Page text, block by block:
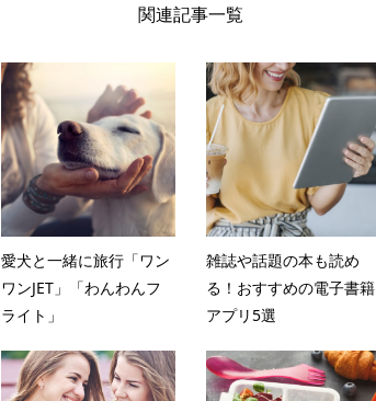
関連記事一覧
愛犬と一緒に旅行「ワン
ワンJET」「わんわんフ
ライト」
雑誌や話題の本も読め
る！おすすめの電子書籍
アプリ5選